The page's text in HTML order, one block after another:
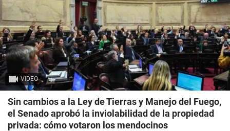
VIDEO
Sin cambios a la Ley de Tierras y Manejo del Fuego,
el Senado aprobó la inviolabilidad de la propiedad
privada: cómo votaron los mendocinos